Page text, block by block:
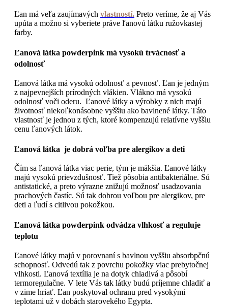
Ľan má veľa zaujímavých vlastností. Preto veríme, že aj Vás
upúta a možno si vyberiete práve ľanovú látku ružovkastej
farby.
Ľanová látka powderpink má vysokú trvácnosť a
odolnosť
Ľanová látka má vysokú odolnosť a pevnosť. Ľan je jedným
z najpevnejších prírodných vlákien. Vlákno má vysokú
odolnosť voči oderu. Ľanové látky a výrobky z nich majú
životnosť niekoľkonásobne vyššiu ako bavlnené látky. Táto
vlastnosť je jednou z tých, ktoré kompenzujú relatívne vyššiu
cenu ľanových látok.
Ľanová látka je dobrá voľba pre alergikov a deti
Čím sa ľanová látka viac perie, tým je mäkšia. Ľanové látky
majú vysokú prievzdušnosť. Tiež pôsobia antibakteriálne. Sú
antistatické, a preto výrazne znižujú možnosť usadzovania
prachových častíc. Sú tak dobrou voľbou pre alergikov, pre
deti a ľudí s citlivou pokožkou.
Ľanová látka powderpink odvádza vlhkosť a reguluje
teplotu
Ľanové látky majú v porovnaní s bavlnou vyššiu absorbpčnú
schopnosť. Odvedú tak z povrchu pokožky viac prebytočnej
vlhkosti. Ľanová textília je na dotyk chladivá a pôsobí
termoregulačne. V lete Vás tak látky budú príjemne chladiť a
v zime hriať. Ľan poskytoval ochranu pred vysokými
teplotami už v dobách starovekého Egypta.